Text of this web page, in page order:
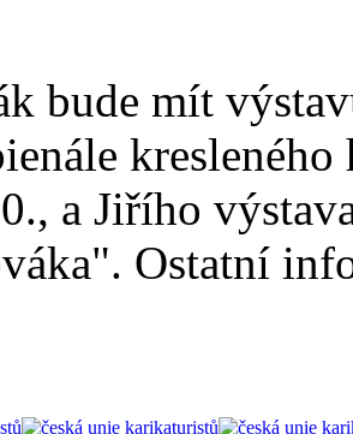
bude mít
a Jiřího
Ostatní